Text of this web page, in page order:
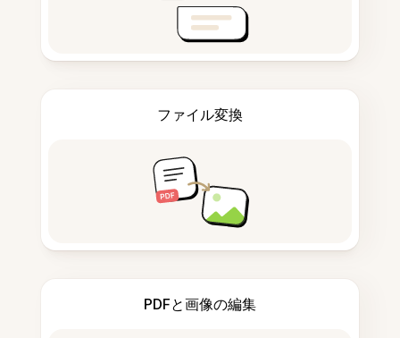
ファイル変換
PDFと画像の編集